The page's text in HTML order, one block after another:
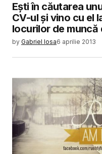
Ești în căutarea
CV-ul și vino cu el
locurilor de muncă
by Gabriel Iosa6 aprilie 2013